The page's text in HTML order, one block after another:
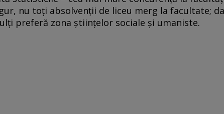
nu toţi absolvenţii de liceu merg la facultate;
preferă zona ştiinţelor sociale şi umaniste.